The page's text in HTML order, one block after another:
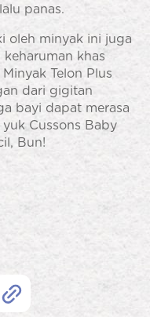
panas.
oleh minyak ini juga
khas
Telon Plus
dari gigitan
bayi dapat merasa
Cussons Baby
Bun!